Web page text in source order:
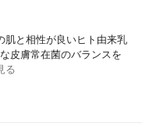
肌と相性が良いヒト由来乳
皮膚常在菌のバランスを
る